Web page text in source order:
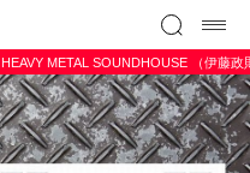
HEAVY METAL SOUNDHOUSE （伊藤